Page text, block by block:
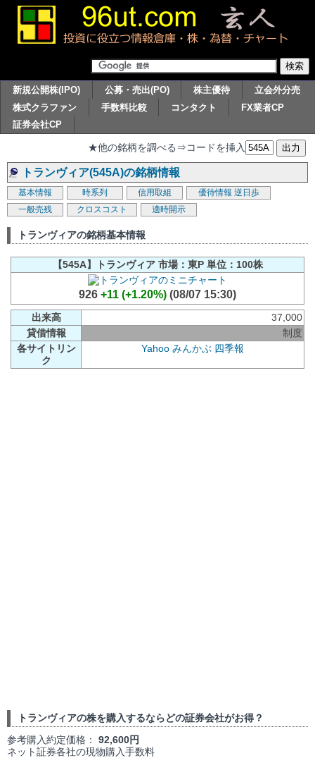
新規公開株(IPO) 公募・売出(PO) 株主優待
立会外分売
株式クラファン
手数料比較 コンタクト
FX業者CP
証券会社CP
★他の銘柄を調べる⇒コードを挿入
トランヴィア(545A)の銘柄情報
基本情報 時系列 信用取組 優待情報 逆日歩
一般売残
クロスコスト 適時開示
トランヴィアの銘柄基本情報
【545A】トランヴィア 市場：東P 単位：100株
926 +11 (+1.20%) (08/07 15:30)
出来高
37,000
貸借情報
制度
各サイトリン
ク
Yahoo みんかぶ 四季報
トランヴィアの株を購入するならどの証券会社がお得？
参考購入約定価格： 92,600円
ネット証券各社の現物購入手数料